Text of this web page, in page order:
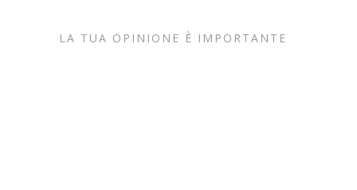
LA TUA OPINIONE È IMPORTANTE